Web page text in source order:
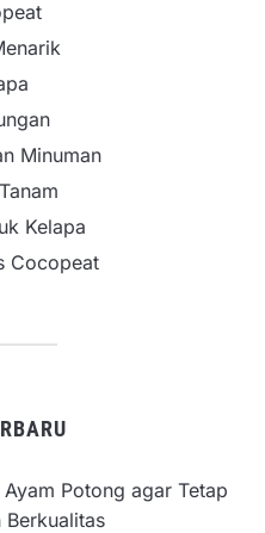
Minuman
Kelapa
Cocopeat
Potong agar Tetap
Berkualitas